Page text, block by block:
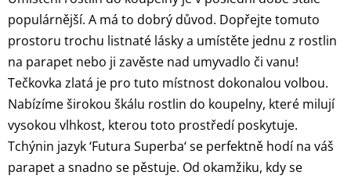
populárnější. A má to dobrý důvod. Dopřejte tomuto
prostoru trochu listnaté lásky a umístěte jednu z rostlin
na parapet nebo ji zavěste nad umyvadlo či vanu!
Tečkovka zlatá je pro tuto místnost dokonalou volbou.
Nabízíme širokou škálu rostlin do koupelny, které milují
vysokou vlhkost, kterou toto prostředí poskytuje.
Tchýnin jazyk ‘Futura Superba‘ se perfektně hodí na váš
parapet a snadno se pěstuje. Od okamžiku, kdy se